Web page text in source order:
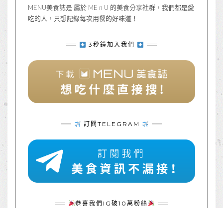
MENU美食誌是 屬於 ME n U 的美食分享社群，我們都是愛
吃的人，只想記錄每次用餐的好味道！
3秒鐘加入我們
訂閱TELEGRAM
恭喜我們IG破10萬粉絲